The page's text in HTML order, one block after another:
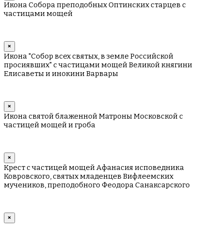
Икона Собора преподобных Оптинских старцев с
частицами мощей
×
Икона "Собор всех святых, в земле Российской
просиявших" с частицами мощей Великой княгини
Елисаветы и инокини Варвары
×
Икона святой блаженной Матроны Московской с
частицей мощей и гроба
×
Крест с частицей мощей Афанасия исповедника
Ковровского, святых младенцев Вифлеемских
мучеников, преподобного Феодора Санаксарского
×